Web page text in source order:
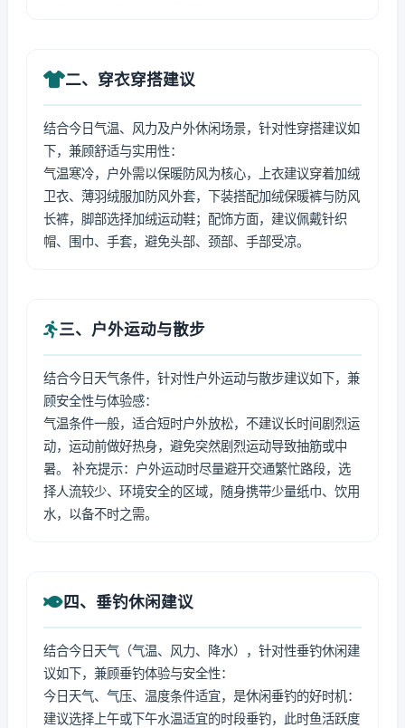
二、穿衣穿搭建议
结合今日气温、风力及户外休闲场景，针对性穿搭建议如
下，兼顾舒适与实用性：
气温寒冷，户外需以保暖防风为核心，上衣建议穿着加绒
卫衣、薄羽绒服加防风外套，下装搭配加绒保暖裤与防风
长裤，脚部选择加绒运动鞋；配饰方面，建议佩戴针织
帽、围巾、手套，避免头部、颈部、手部受凉。
三、户外运动与散步
结合今日天气条件，针对性户外运动与散步建议如下，兼
顾安全性与体验感：
气温条件一般，适合短时户外放松，不建议长时间剧烈运
动，运动前做好热身，避免突然剧烈运动导致抽筋或中
暑。 补充提示：户外运动时尽量避开交通繁忙路段，选
择人流较少、环境安全的区域，随身携带少量纸巾、饮用
水，以备不时之需。
四、垂钓休闲建议
结合今日天气（气温、风力、降水），针对性垂钓休闲建
议如下，兼顾垂钓体验与安全性：
今日天气、气压、温度条件适宜，是休闲垂钓的好时机：
建议选择上午或下午水温适宜的时段垂钓，此时鱼活跃度